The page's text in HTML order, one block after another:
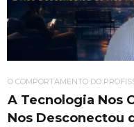
O COMPORTAMENTO DO
A Tecnologia Nos
Nos Desconectou